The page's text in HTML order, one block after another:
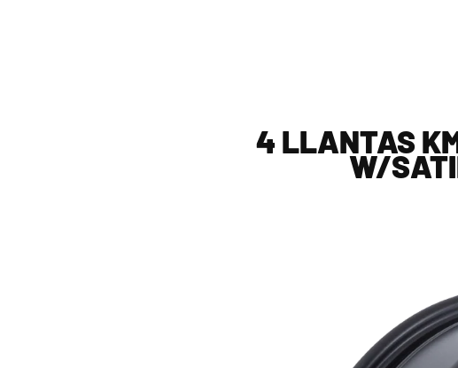
4 LLANTAS
W/